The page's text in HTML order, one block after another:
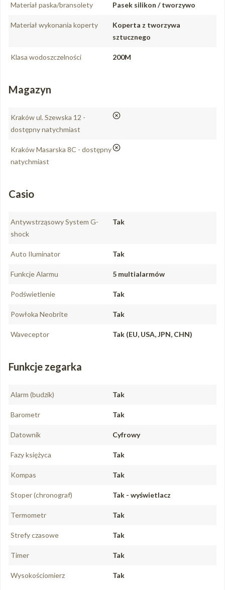
Materiał paska/bransolety Pasek silikon / tworzywo
Materiał wykonania koperty
Koperta z tworzywa
sztucznego
Klasa wodoszczelności 200M
Magazyn
Kraków ul. Szewska 12 -
dostępny natychmiast
nie
Kraków Masarska 8C - dostępny
natychmiast
nie
Casio
Antywstrząsowy System G-
shock
Tak
Auto Iluminator Tak
Funkcje Alarmu 5 multialarmów
Podświetlenie Tak
Powłoka Neobrite Tak
Waveceptor Tak (EU, USA, JPN, CHN)
Funkcje zegarka
Alarm (budzik) Tak
Barometr Tak
Datownik Cyfrowy
Fazy księżyca Tak
Kompas Tak
Stoper (chronograf) Tak - wyświetlacz
Termometr Tak
Strefy czasowe Tak
Timer Tak
Wysokościomierz Tak